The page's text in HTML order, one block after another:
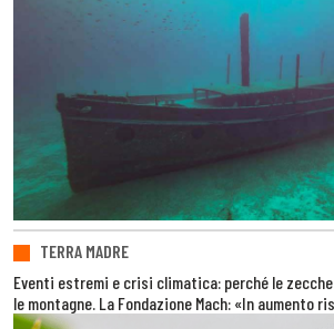
TERRA MADRE
Eventi estremi e crisi climatica: perché le
le montagne. La Fondazione Mach: «In aumento